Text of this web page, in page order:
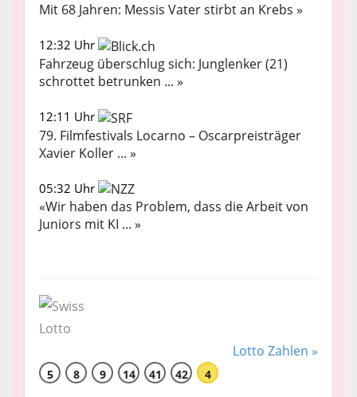
Mit 68 Jahren: Messis Vater stirbt an Krebs »
12:32 Uhr
Fahrzeug überschlug sich: Junglenker (21)
schrottet betrunken ... »
12:11 Uhr
79. Filmfestivals Locarno – Oscarpreisträger
Xavier Koller ... »
05:32 Uhr
«Wir haben das Problem, dass die Arbeit von
Juniors mit KI ... »
Lotto Zahlen »
5 8 9 14 41 42 4